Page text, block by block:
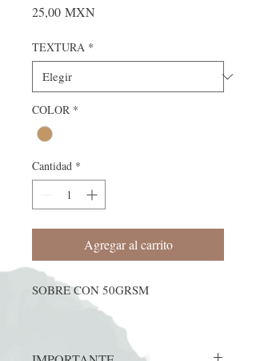
25,00 MXN
TEXTURA *
COLOR *
Cantidad *
Agregar al carrito
SOBRE CON 50GRSM